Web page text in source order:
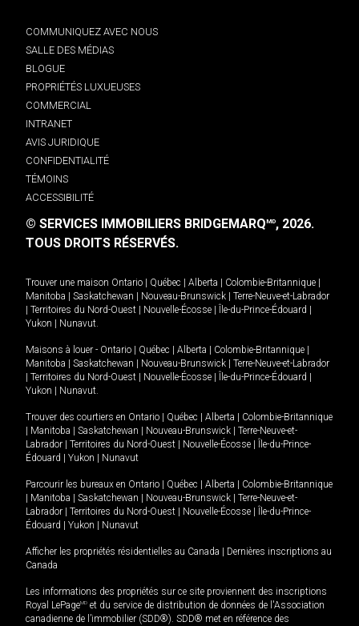
COMMUNIQUEZ AVEC NOUS
SALLE DES MÉDIAS
BLOGUE
PROPRIÉTÉS LUXUEUSES
COMMERCIAL
INTRANET
AVIS JURIDIQUE
CONFIDENTIALITÉ
TÉMOINS
ACCESSIBILITÉ
© SERVICES IMMOBILIERS BRIDGEMARQMD, 2026.
TOUS DROITS RÉSERVÉS.
Trouver une maison Ontario Québec Alberta Colombie-Britannique
Manitoba
Saskatchewan Nouveau-Brunswick
Terre-Neuve-et-Labrador
Territoires du Nord-Ouest Nouvelle-Écosse Île-du-Prince-Édouard
Yukon
Nunavut.
Maisons à louer - Ontario Québec Alberta Colombie-Britannique
Manitoba
Saskatchewan Nouveau-Brunswick
Terre-Neuve-et-Labrador
Territoires du Nord-Ouest Nouvelle-Écosse Île-du-Prince-Édouard
Yukon
Nunavut.
Trouver des courtiers en Ontario Québec Alberta
Colombie-Britannique
Manitoba Saskatchewan Nouveau-Brunswick
Terre-Neuve-et-
Labrador
Territoires du Nord-Ouest Nouvelle-Écosse
Île-du-Prince-
Édouard
Yukon Nunavut
Parcourir les bureaux en Ontario Québec Alberta
Colombie-Britannique
Manitoba Saskatchewan Nouveau-Brunswick
Terre-Neuve-et-
Labrador
Territoires du Nord-Ouest Nouvelle-Écosse
Île-du-Prince-
Édouard
Yukon Nunavut
Afficher les propriétés résidentielles au Canada
Dernières inscriptions au
Canada
Les informations des propriétés sur ce site proviennent des inscriptions
Royal LePageMD et du service de distribution de données de l'Association
canadienne de l’immobilier (SDD®). SDD® met en référence des